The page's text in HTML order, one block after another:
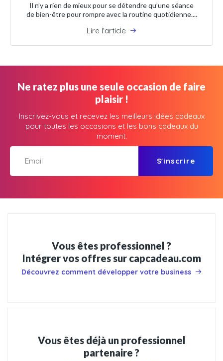
Il n’y a rien de mieux pour se détendre qu’une séance
de bien-être pour rompre avec la routine quotidienne....
Lire l'article
Ne ratez plus une seule occasion de faire
plaisir !
Inscrivez-vous et recevez les meilleurs idées cadeaux
pour toutes les occasions et les bons cadeaux du
moment.
S'inscrire
Vous êtes professionnel ?
Intégrer vos offres sur capcadeau.com
Découvrez comment développer votre business
Vous êtes déjà un professionnel
partenaire ?